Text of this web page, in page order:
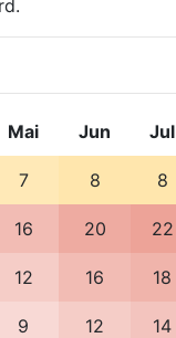
Mai Jun Jul
7 8 8
16 20 22
12 16 18
9 12 14